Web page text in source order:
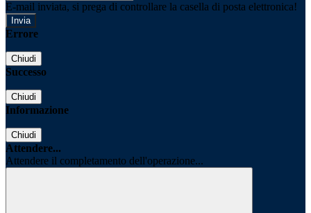
E-mail inviata, si prega di controllare la casella di posta elettronica!
Errore
Chiudi
Successo
Chiudi
Informazione
Chiudi
Attendere...
Attendere il completamento dell'operazione...